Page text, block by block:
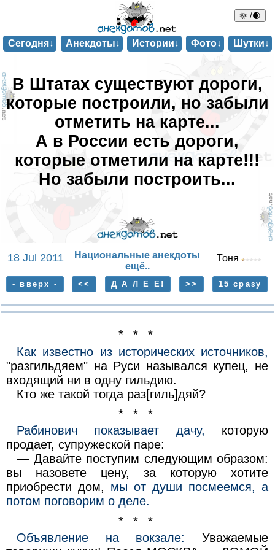
🌞 /🌒
Сегодня↓ Анекдоты↓ Истории↓ Фото↓ Шутки↓
В Штатах существуют дороги,
которые построили, но забыли
отметить на карте...
А в России есть дороги,
которые отметили на карте!!!
Но забыли построить...
18 Jul 2011
Национальные анекдоты
ещё..
Тоня
- вверх - << Д А Л Е Е! >> 15 сразу
* * *
Как известно из исторических источников,
"разгильдяем" на Руси назывался купец, не
входящий ни в одну гильдию.
Кто же такой тогда раз[гиль]дяй?
* * *
Рабинович показывает дачу, которую
продает, супружеской паре:
— Давайте поступим следующим образом:
вы назовете цену, за которую хотите
приобрести дом, мы от души посмеемся, а
потом поговорим о деле.
* * *
Объявление на вокзале:
Уважаемые